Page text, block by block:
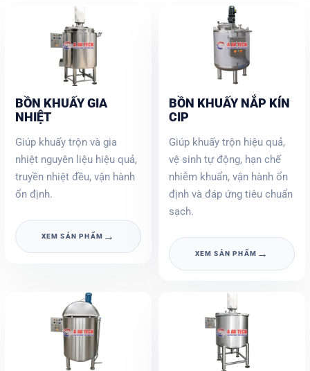
BỒN KHUẤY GIA
NHIỆT
Giúp khuấy trộn và gia
nhiệt nguyên liệu hiệu quả,
truyền nhiệt đều, vận hành
ổn định.
XEM SẢN PHẨM →
BỒN KHUẤY NẮP KÍN
CIP
Giúp khuấy trộn hiệu quả,
vệ sinh tự động, hạn chế
nhiễm khuẩn, vận hành ổn
định và đáp ứng tiêu chuẩn
sạch.
XEM SẢN PHẨM →